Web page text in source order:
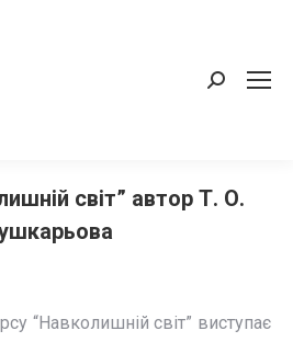
Пошук:
світ” автор Т. О.
“Навколишній світ” виступає